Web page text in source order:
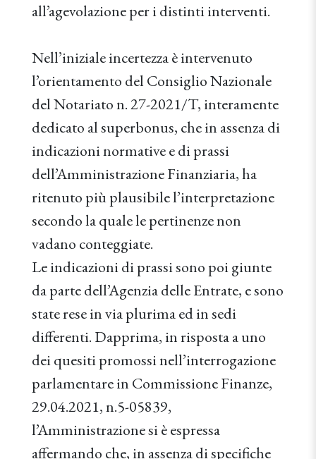
all’agevolazione per i distinti interventi.
Nell’iniziale incertezza è intervenuto
l’orientamento del Consiglio Nazionale
del Notariato n. 27-2021/T, interamente
dedicato al superbonus, che in assenza di
indicazioni normative e di prassi
dell’Amministrazione Finanziaria, ha
ritenuto più plausibile l’interpretazione
secondo la quale le pertinenze non
vadano conteggiate.
Le indicazioni di prassi sono poi giunte
da parte dell’Agenzia delle Entrate, e sono
state rese in via plurima ed in sedi
differenti. Dapprima, in risposta a uno
dei quesiti promossi nell’interrogazione
parlamentare in Commissione Finanze,
29.04.2021, n.5-05839,
l’Amministrazione si è espressa
affermando che, in assenza di specifiche